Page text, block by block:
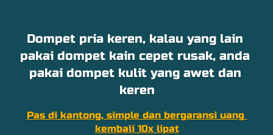
Dompet pria keren, kalau yang lain
pakai dompet kain cepet rusak, anda
pakai dompet kulit yang awet dan
keren
Pas di kantong, simple dan bergaransi uang
kembali 10x lipat